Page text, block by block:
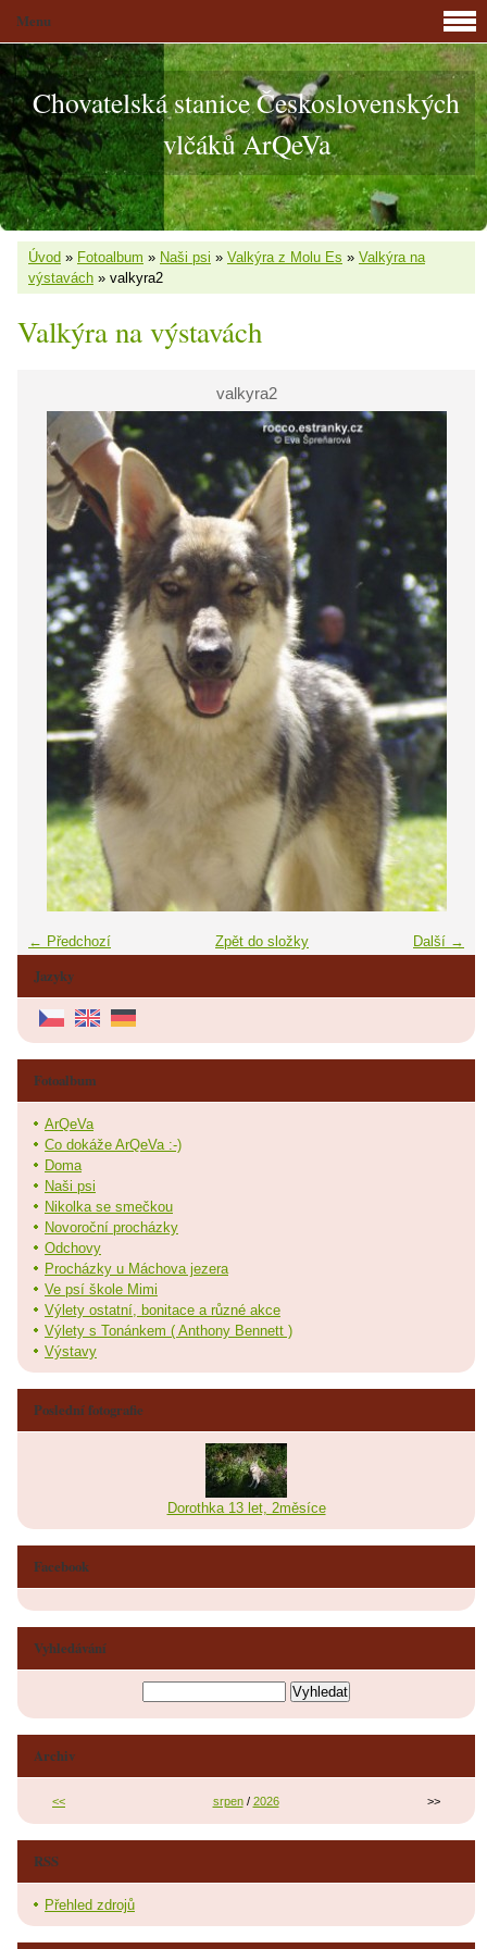
Chovatelská stanice Československých
vlčáků ArQeVa
Úvod » Fotoalbum » Naši psi » Valkýra z Molu Es » Valkýra na
výstavách » valkyra2
Valkýra na výstavách
valkyra2
← Předchozí Další →
Zpět do složky
Jazyky
Menu
Fotoalbum
ArQeVa
Co dokáže ArQeVa :-)
Doma
Naši psi
Nikolka se smečkou
Novoroční procházky
Odchovy
Procházky u Máchova jezera
Ve psí škole Mimi
Výlety ostatní, bonitace a různé akce
Výlety s Tonánkem ( Anthony Bennett )
Výstavy
Poslední fotografie
Dorothka 13 let, 2měsíce
Facebook
Vyhledávání
Archiv
<< srpen/ 2026 >>
RSS
Přehled zdrojů